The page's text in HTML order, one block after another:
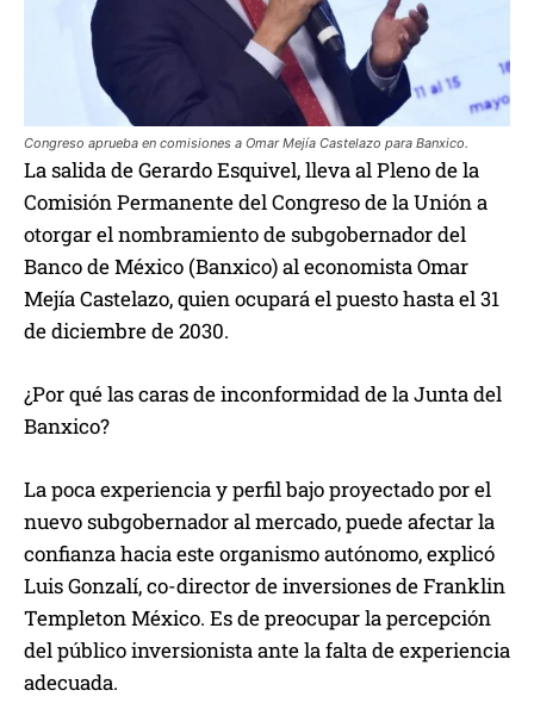
Congreso aprueba en comisiones a Omar Mejía Castelazo para Banxico.
La salida de Gerardo Esquivel, lleva al Pleno de la
Comisión Permanente del Congreso de la Unión a
otorgar el nombramiento de subgobernador del
Banco de México (Banxico) al economista Omar
Mejía Castelazo, quien ocupará el puesto hasta el 31
de diciembre de 2030.
¿Por qué las caras de inconformidad de la Junta del
Banxico?
La poca experiencia y perfil bajo proyectado por el
nuevo subgobernador al mercado, puede afectar la
confianza hacia este organismo autónomo, explicó
Luis Gonzalí, co-director de inversiones de Franklin
Templeton México. Es de preocupar la percepción
del público inversionista ante la falta de experiencia
adecuada.